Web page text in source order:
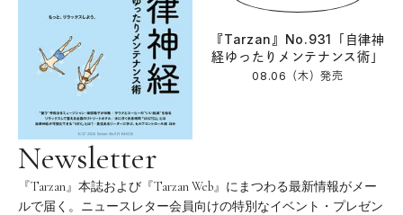
『Tarzan』No.931「自律神
経ゆったりメンテナンス術」
08.06（木）発売
Newsletter
『Tarzan』本誌および『Tarzan Web』にまつわる最新情報がメー
ルで届く。ニュースレター会員向けの特別なイベント・プレゼン